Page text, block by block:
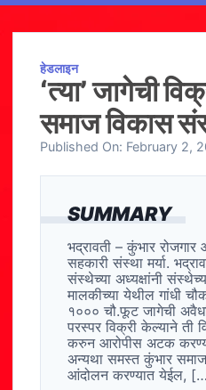
हेडलाइन
‘त्या’ जागेची
समाज विकास
Published On: February 2,
SUMMARY
भद्रावती – कुंभार रोजगार
सहकारी संस्था मर्या.
संस्थेच्या अध्यक्षांनी
मालकीच्या येथील गांधी
१००० चौ.फूट जागेची
परस्पर विक्री केल्याने ती
करुन आरोपीस अटक
अन्यथा समस्त कुंभार
आंदोलन करण्यात येईल,